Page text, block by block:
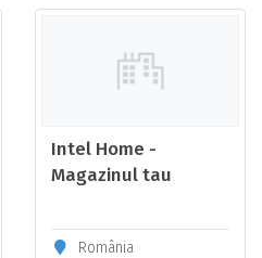
Intel Home -
Magazinul tau
inteligente
România